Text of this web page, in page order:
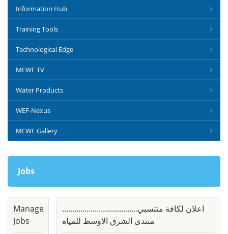
Information Hub
Training Tools
Technological Edge
MEWF TV
Water Products
WEF-Nexus
MEWF Gallery
Jobs
Manage
Jobs
.....................................اعلان لكافة منتسبي
منتدى الشرق الاوسط للمياه